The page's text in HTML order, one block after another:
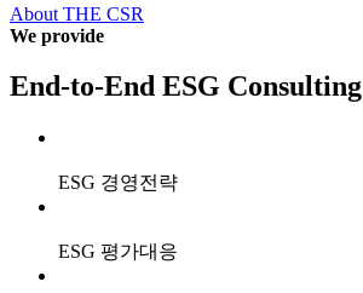
About THE CSR
We provide
End-to-End ESG Consulting
ESG 경영전략
ESG 평가대응